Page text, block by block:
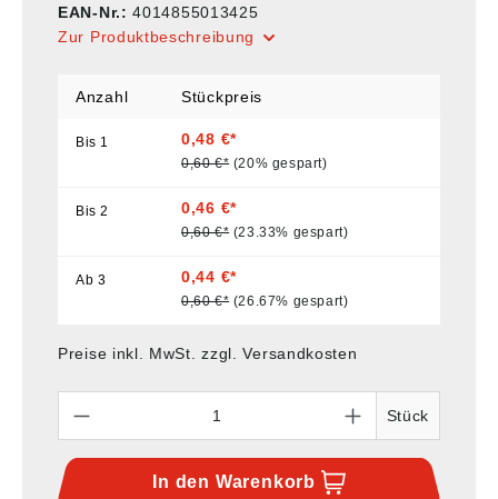
EAN-Nr.:4014855013425
Zur Produktbeschreibung
Anzahl Stückpreis
Bis 1 0,48 €*
0,60 €* (20% gespart)
Bis2 0,46 €*
0,60 €* (23.33% gespart)
Ab 3 0,44 €*
0,60 €* (26.67% gespart)
Preise inkl. MwSt. zzgl. Versandkosten
Stück
In den Warenkorb